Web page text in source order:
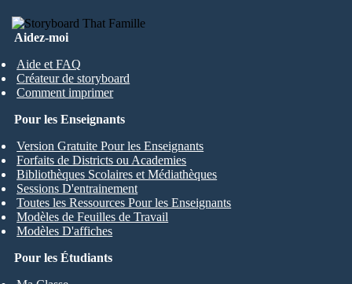
Aidez-moi
Aide et FAQ
Créateur de storyboard
Comment imprimer
Pour les Étudiants
Pour les Enseignants
Version Gratuite Pour les Enseignants
Forfaits de Districts ou Academies
Bibliothèques Scolaires et Médiathèques
Sessions D'entrainement
Toutes les Ressources Pour les Enseignants
Modèles de Feuilles de Travail
Modèles D'affiches